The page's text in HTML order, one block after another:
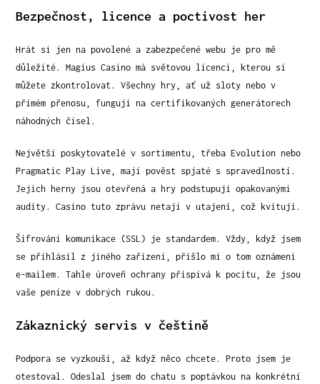
Bezpečnost, licence a poctivost her
Hrát si jen na povolené a zabezpečené webu je pro mě
důležité. Magius Casino má světovou licenci, kterou si
můžete zkontrolovat. Všechny hry, ať už sloty nebo v
přímém přenosu, fungují na certifikovaných generátorech
náhodných čísel.
Největší poskytovatelé v sortimentu, třeba Evolution nebo
Pragmatic Play Live, mají pověst spjaté s spravedlností.
Jejich herny jsou otevřená a hry podstupují opakovanými
audity. Casino tuto zprávu netají v utajení, což kvituji.
Šifrování komunikace (SSL) je standardem. Vždy, když jsem
se přihlásil z jiného zařízení, přišlo mi o tom oznámení
e-mailem. Tahle úroveň ochrany přispívá k pocitu, že jsou
vaše peníze v dobrých rukou.
Zákaznický servis v češtině
Podpora se vyzkouší, až když něco chcete. Proto jsem je
otestoval. Odeslal jsem do chatu s poptávkou na konkrétní